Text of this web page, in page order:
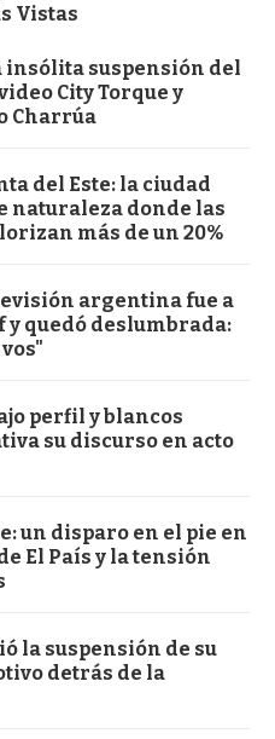
Vistas
insólita suspensión del
City Torque y
Charrúa
del Este: la ciudad
naturaleza donde las
más de un 20%
argentina fue a
y quedó deslumbrada:
perfil y blancos
su discurso en acto
un disparo en el pie en
El País y la tensión
la suspensión de su
detrás de la